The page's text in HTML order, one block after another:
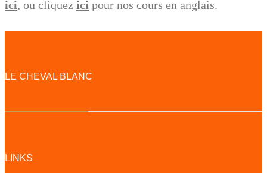
ici, ou cliquez ici pour nos cours en anglais.
LE CHEVAL BLANC
LINKS